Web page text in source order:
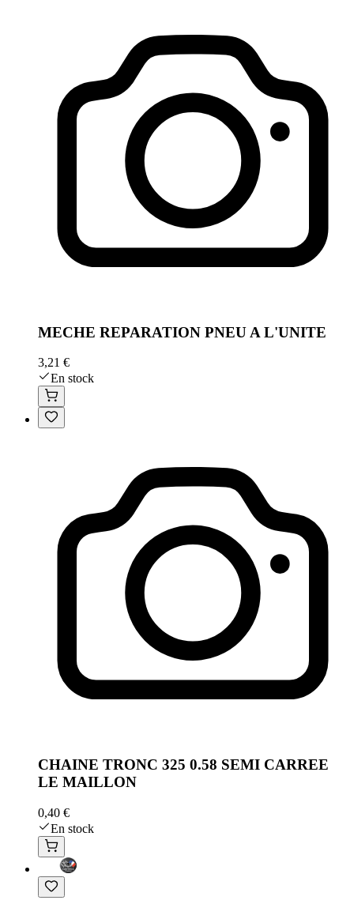
MECHE REPARATION PNEU A L'UNITE
3,21 €
En stock
CHAINE TRONC 325 0.58 SEMI CARREE
LE MAILLON
0,40 €
En stock